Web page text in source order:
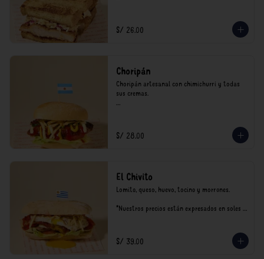
consumo.
S/ 26.00
Choripán
Choripán artesanal con chimichurri y todas
sus cremas.
consumo.
S/ 28.00
El Chivito
Lomito, queso, huevo, tocino y morrones.
*Nuestros precios están expresados en soles e
S/ 39.00